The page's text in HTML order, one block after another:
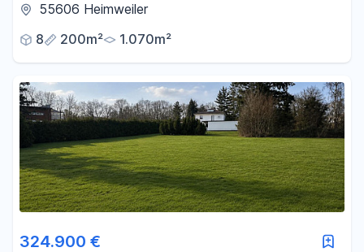
55606 Heimweiler
8
200m² 1.070m²
324.900 €